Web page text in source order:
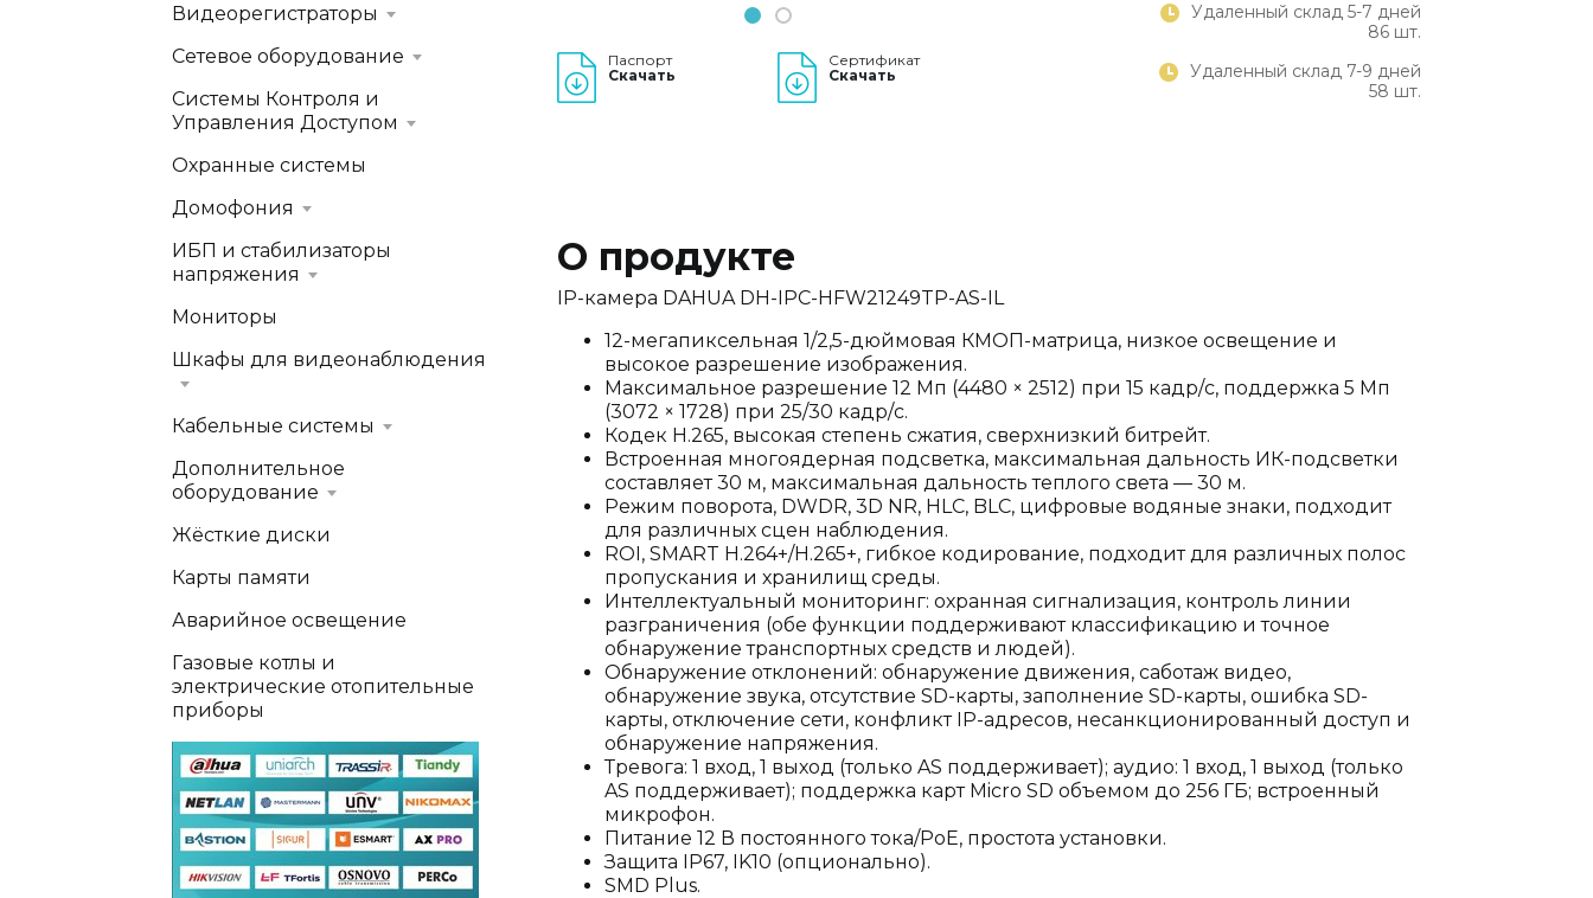
1 2
Паспорт
Скачать
Сертификат
Скачать
Удаленный склад 5-7 дней
86 шт.
Удаленный склад 7-9 дней
58 шт.
О продукте
IP-камера DAHUA DH-IPC-HFW21249TP-AS-IL
12-мегапиксельная 1/2,5-дюймовая КМОП-матрица, низкое освещение и
высокое разрешение изображения.
Максимальное разрешение 12 Мп (4480 × 2512) при 15 кадр/с, поддержка 5 Мп
(3072 × 1728) при 25/30 кадр/с.
Кодек H.265, высокая степень сжатия, сверхнизкий битрейт.
Встроенная многоядерная подсветка, максимальная дальность ИК-подсветки
составляет 30 м, максимальная дальность теплого света — 30 м.
Режим поворота, DWDR, 3D NR, HLC, BLC, цифровые водяные знаки, подходит
для различных сцен наблюдения.
ROI, SMART H.264+/H.265+, гибкое кодирование, подходит для различных полос
пропускания и хранилищ среды.
Интеллектуальный мониторинг: охранная сигнализация, контроль линии
разграничения (обе функции поддерживают классификацию и точное
обнаружение транспортных средств и людей).
Обнаружение отклонений: обнаружение движения, саботаж видео,
обнаружение звука, отсутствие SD-карты, заполнение SD-карты, ошибка SD-
карты, отключение сети, конфликт IP-адресов, несанкционированный доступ и
обнаружение напряжения.
Тревога: 1 вход, 1 выход (только AS поддерживает); аудио: 1 вход, 1 выход (только
AS поддерживает); поддержка карт Micro SD объемом до 256 ГБ; встроенный
микрофон.
Питание 12 В постоянного тока/PoE, простота установки.
Защита IP67, IK10 (опционально).
SMD Plus.
Видеорегистраторы
Сетевое оборудование
Системы Контроля и
Управления Доступом
Охранные системы
Домофония
ИБП и стабилизаторы
напряжения
Мониторы
Шкафы для видеонаблюдения
Кабельные системы
Дополнительное
оборудование
Жёсткие диски
Карты памяти
Аварийное освещение
Газовые котлы и
электрические отопительные
приборы